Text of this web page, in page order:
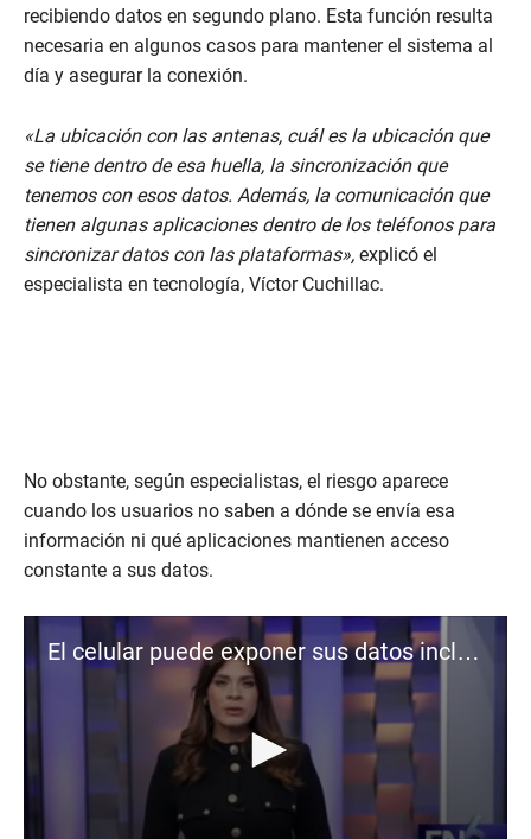
recibiendo datos en segundo plano. Esta función resulta
necesaria en algunos casos para mantener el sistema al
día y asegurar la conexión.
«La ubicación con las antenas, cuál es la ubicación que
se tiene dentro de esa huella, la sincronización que
tenemos con esos datos. Además, la comunicación que
tienen algunas aplicaciones dentro de los teléfonos para
sincronizar datos con las plataformas», explicó el
especialista en tecnología, Víctor Cuchillac.
No obstante, según especialistas, el riesgo aparece
cuando los usuarios no saben a dónde se envía esa
información ni qué aplicaciones mantienen acceso
constante a sus datos.
El celular puede exponer sus datos incluso cuando no lo usa